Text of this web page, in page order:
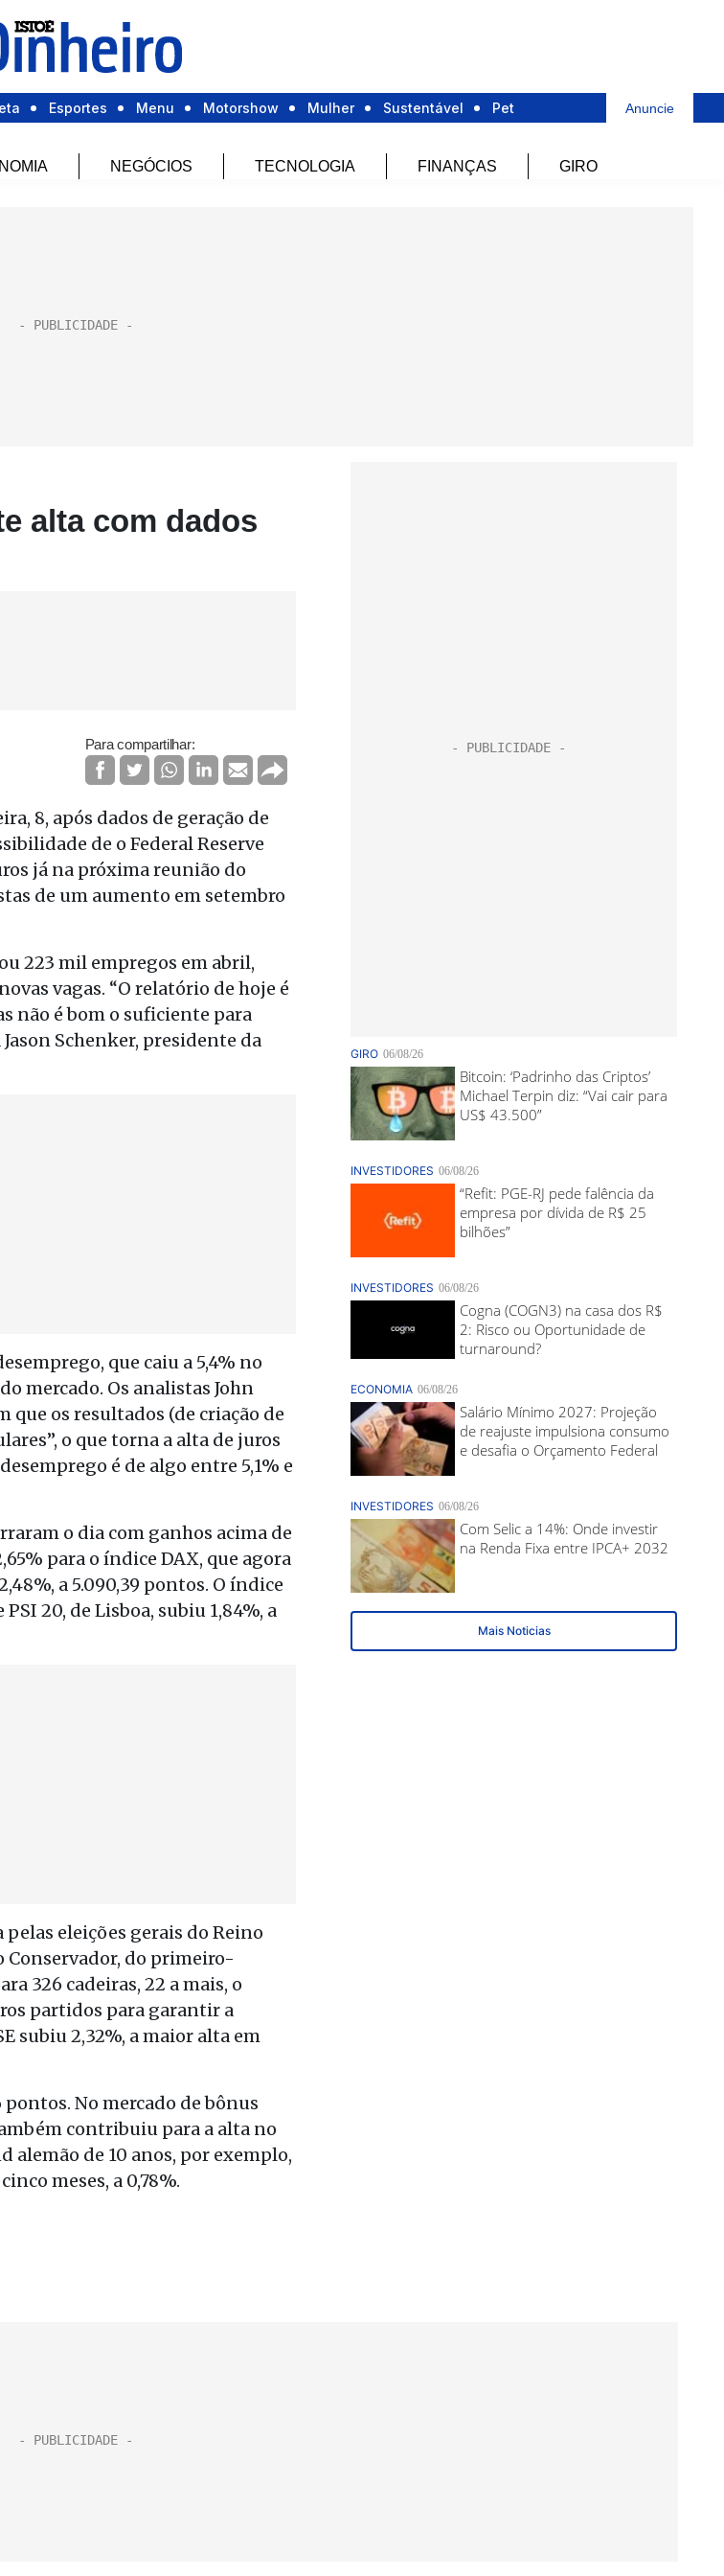
Esportes Menu Motorshow Mulher Sustentável Pet Anuncie
NEGÓCIOS TECNOLOGIA FINANÇAS GIRO
alta com dados
Para compartilhar:
8, após dados de geração de
de o Federal Reserve
já na próxima reunião do
de um aumento em setembro
223 mil empregos em abril,
vagas. “O relatório de hoje é
não é bom o suficiente para
Schenker, presidente da
que caiu a 5,4% no
mercado. Os analistas John
que os resultados (de criação de
o que torna a alta de juros
é de algo entre 5,1% e
o dia com ganhos acima de
para o índice DAX, que agora
a 5.090,39 pontos. O índice
20, de Lisboa, subiu 1,84%, a
eleições gerais do Reino
Conservador, do primeiro-
326 cadeiras, 22 a mais, o
partidos para garantir a
subiu 2,32%, a maior alta em
No mercado de bônus
contribuiu para a alta no
de 10 anos, por exemplo,
meses, a 0,78%.